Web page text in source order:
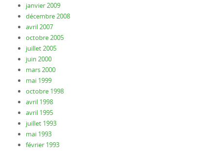
janvier 2009
décembre 2008
avril 2007
octobre 2005
juillet 2005
juin 2000
mars 2000
mai 1999
octobre 1998
avril 1998
avril 1995
juillet 1993
mai 1993
février 1993